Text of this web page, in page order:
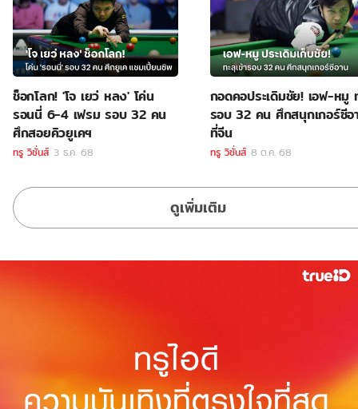
ช็อกโลก! 'โจ เยว่ หลง' โค่น
รอนนี่ 6-4 เฟรม รอบ 32 คน
ศึกสอยคิวยูเคฯ
ทรู วิชั่นส์ 3 ธ.ค. 68
กอดคอประเดิมชัย! เอฟ-หมู
รอบ 32 คน ศึกสนุกเกอร์ซีอ
ที่จีน
ทรู วิชั่นส์ 8 ต.ค. 68
ดูเพิ่มเติม